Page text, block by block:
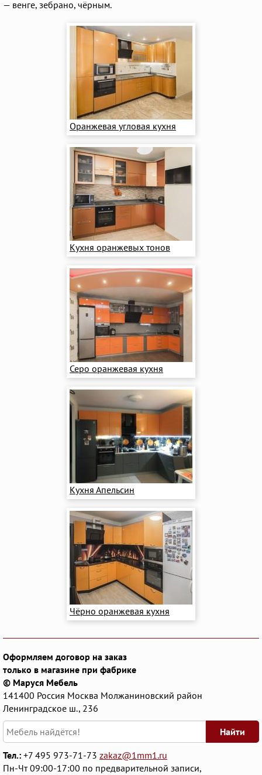
— венге, зебрано, чёрным.
Оранжевая угловая кухня
Кухня оранжевых тонов
Серо оранжевая кухня
Кухня Апельсин
Чёрно оранжевая кухня
Оформляем договор на заказ
только в магазине при фабрике
© Маруся Мебель
141400 Россия Москва Молжаниновский район
Ленинградское ш., 236
Найти
Тел.: +7 495 973-71-73 zakaz@1mm1.ru
Пн-Чт 09:00-17:00 по предварительной записи,